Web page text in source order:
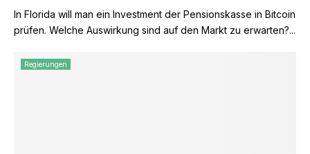
In Florida will man ein Investment der Pensionskasse in Bitcoin
prüfen. Welche Auswirkung sind auf den Markt zu erwarten?...
Regierungen